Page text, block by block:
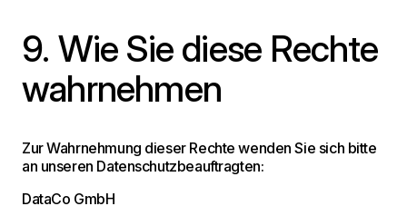
9. Wie Sie diese Rechte
wahrnehmen
Zur Wahrnehmung dieser Rechte wenden Sie sich bitte
an unseren Datenschutzbeauftragten:
DataCo GmbH